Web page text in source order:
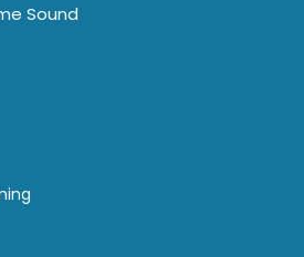
Sound